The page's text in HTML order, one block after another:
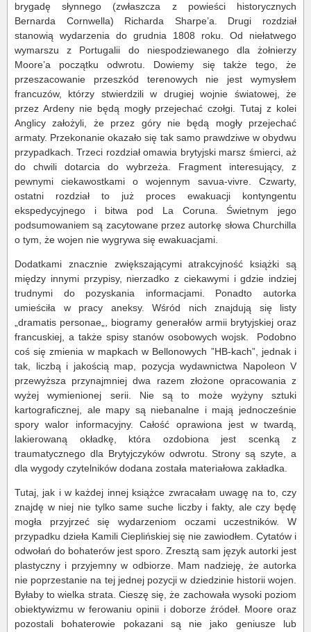
brygadę słynnego (zwłaszcza z powieści historycznych
Bernarda Cornwella) Richarda Sharpe’a. Drugi rozdział
stanowią wydarzenia do grudnia 1808 roku. Od niełatwego
wymarszu z Portugalii do niespodziewanego dla żołnierzy
Moore’a początku odwrotu. Dowiemy się także tego, że
przeszacowanie przeszkód terenowych nie jest wymysłem
francuzów, którzy stwierdzili w drugiej wojnie światowej, że
przez Ardeny nie będą mogły przejechać czołgi. Tutaj z kolei
Anglicy założyli, że przez góry nie będą mogły przejechać
armaty. Przekonanie okazało się tak samo prawdziwe w obydwu
przypadkach. Trzeci rozdział omawia brytyjski marsz śmierci, aż
do chwili dotarcia do wybrzeża. Fragment interesujący, z
pewnymi ciekawostkami o wojennym savua-vivre. Czwarty,
ostatni rozdział to już proces ewakuacji kontyngentu
ekspedycyjnego i bitwa pod La Coruna. Świetnym jego
podsumowaniem są zacytowane przez autorkę słowa Churchilla
o tym, że wojen nie wygrywa się ewakuacjami.
Dodatkami znacznie zwiększającymi atrakcyjność książki są
między innymi przypisy, nierzadko z ciekawymi i gdzie indziej
trudnymi do pozyskania informacjami. Ponadto autorka
umieściła w pracy aneksy. Wśród nich znajdują się listy
„dramatis personae„, biogramy generałów armii brytyjskiej oraz
francuskiej, a także spisy stanów osobowych wojsk. Podobno
coś się zmienia w mapkach w Bellonowych ”HB-kach”, jednak i
tak, liczbą i jakością map, pozycja wydawnictwa Napoleon V
przewyższa przynajmniej dwa razem złożone opracowania z
wyżej wymienionej serii. Nie są to może wyżyny sztuki
kartograficznej, ale mapy są niebanalne i mają jednocześnie
spory walor informacyjny. Całość oprawiona jest w twardą,
lakierowaną okładkę, która ozdobiona jest scenką z
traumatycznego dla Brytyjczyków odwrotu. Strony są szyte, a
dla wygody czytelników dodana została materiałowa zakładka.
Tutaj, jak i w każdej innej książce zwracałam uwagę na to, czy
znajdę w niej nie tylko same suche liczby i fakty, ale czy będę
mogła przyjrzeć się wydarzeniom oczami uczestników. W
przypadku dzieła Kamili Cieplińskiej się nie zawiodłem. Cytatów i
odwołań do bohaterów jest sporo. Zresztą sam język autorki jest
plastyczny i przyjemny w odbiorze. Mam nadzieję, że autorka
nie poprzestanie na tej jednej pozycji w dziedzinie historii wojen.
Byłaby to wielka strata. Cieszę się, że zachowała wysoki poziom
obiektywizmu w ferowaniu opinii i doborze źródeł. Moore oraz
pozostali bohaterowie pokazani są nie jako geniusze lub